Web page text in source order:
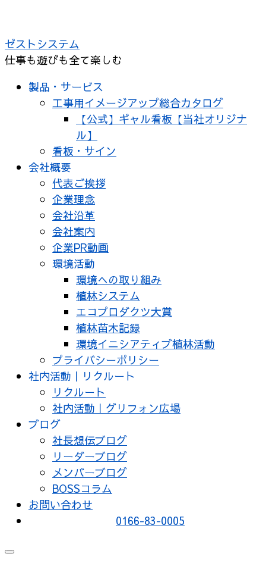
ゼストシステム
仕事も遊びも全て楽しむ
製品・サービス
工事用イメージアップ総合カタログ
【公式】ギャル看板【当社オリジナ
ル】
看板・サイン
会社概要
代表ご挨拶
企業理念
会社沿革
会社案内
企業PR動画
環境活動
環境への取り組み
植林システム
エコプロダクツ大賞
植林苗木記録
環境イニシアティブ植林活動
プライバシーポリシー
社内活動｜リクルート
リクルート
社内活動｜グリフォン広場
ブログ
社長想伝ブログ
リーダーブログ
メンバーブログ
BOSSコラム
お問い合わせ
0166-83-0005